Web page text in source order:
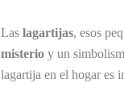
Las lagartijas, esos
misterio y un
lagartija en el hogar es